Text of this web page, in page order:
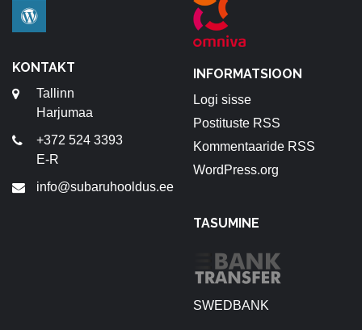
KONTAKT
Tallinn
Harjumaa
+372 524 3393
E-R
info@subaruhooldus.ee
INFORMATSIOON
Logi sisse
Postituste RSS
Kommentaaride RSS
WordPress.org
TASUMINE
SWEDBANK